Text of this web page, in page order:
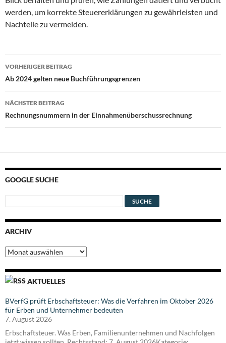
werden, um korrekte Steuererklärungen zu gewährleisten und
Nachteile zu vermeiden.
Beitragsnavigation
VORHERIGER BEITRAG
Ab 2024 gelten neue Buchführungsgrenzen
NÄCHSTER BEITRAG
Rechnungsnummern in der Einnahmenüberschussrechnung
GOOGLE SUCHE
ARCHIV
Archiv
AKTUELLES
BVerfG prüft Erbschaftsteuer: Was die Verfahren im Oktober 2026
für Erben und Unternehmer bedeuten
7. August 2026
Erbschaftsteuer. Was Erben, Familienunternehmen und Nachfolgen